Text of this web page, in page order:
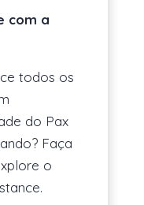
com a
todos os
do Pax
Faça
o